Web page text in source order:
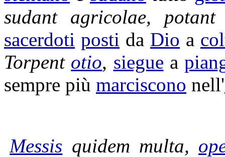
sudant
agricolae, potant
sacerdoti posti da Dio a
Torpent otio, siegue a
sempre più marciscono nell'
Messis quidem multa,